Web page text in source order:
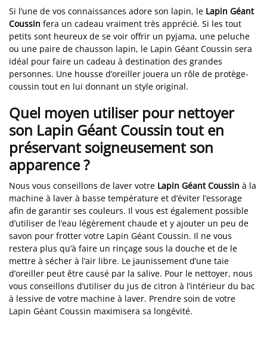
Si l’une de vos connaissances adore son lapin, le Lapin Géant
Coussin fera un cadeau vraiment très apprécié. Si les tout
petits sont heureux de se voir offrir un pyjama, une peluche
ou une paire de chausson lapin, le Lapin Géant Coussin sera
idéal pour faire un cadeau à destination des grandes
personnes. Une housse d’oreiller jouera un rôle de protège-
coussin tout en lui donnant un style original.
Quel moyen utiliser pour nettoyer
son Lapin Géant Coussin tout en
préservant soigneusement son
apparence ?
Nous vous conseillons de laver votre Lapin Géant Coussin à la
machine à laver à basse température et d’éviter l’essorage
afin de garantir ses couleurs. Il vous est également possible
d’utiliser de l’eau légèrement chaude et y ajouter un peu de
savon pour frotter votre Lapin Géant Coussin. Il ne vous
restera plus qu’à faire un rinçage sous la douche et de le
mettre à sécher à l’air libre. Le jaunissement d’une taie
d’oreiller peut être causé par la salive. Pour le nettoyer, nous
vous conseillons d’utiliser du jus de citron à l’intérieur du bac
à lessive de votre machine à laver. Prendre soin de votre
Lapin Géant Coussin maximisera sa longévité.